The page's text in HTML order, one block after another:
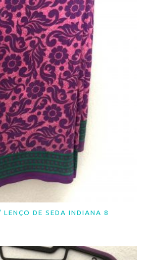
LER MAIS
LENÇO DE SEDA INDIANA 8